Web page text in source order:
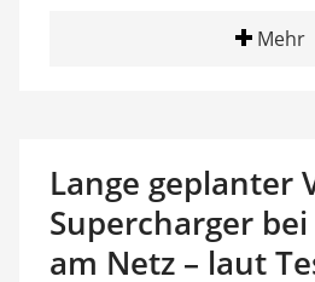
Mehr
Lange geplanter
Supercharger
am Netz – laut